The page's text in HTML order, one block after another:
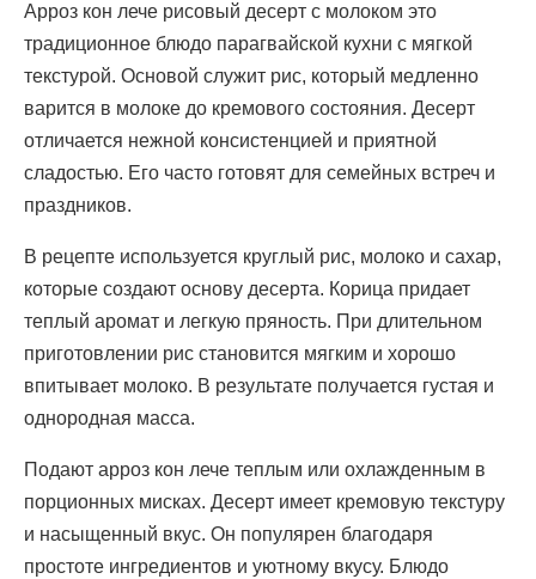
Арроз кон лече рисовый десерт с молоком это
традиционное блюдо парагвайской кухни с мягкой
текстурой. Основой служит рис, который медленно
варится в молоке до кремового состояния. Десерт
отличается нежной консистенцией и приятной
сладостью. Его часто готовят для семейных встреч и
праздников.
В рецепте используется круглый рис, молоко и сахар,
которые создают основу десерта. Корица придает
теплый аромат и легкую пряность. При длительном
приготовлении рис становится мягким и хорошо
впитывает молоко. В результате получается густая и
однородная масса.
Подают арроз кон лече теплым или охлажденным в
порционных мисках. Десерт имеет кремовую текстуру
и насыщенный вкус. Он популярен благодаря
простоте ингредиентов и уютному вкусу. Блюдо